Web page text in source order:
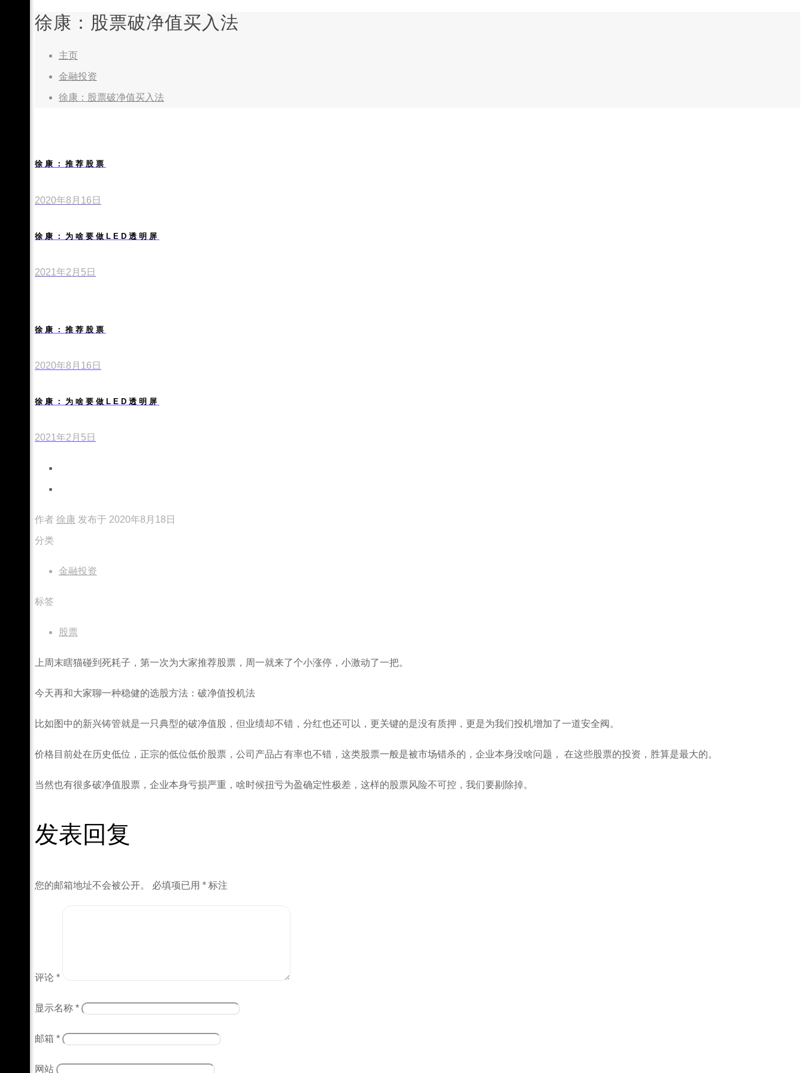
徐康：股票破净值买入法
主页
金融投资
徐康：股票破净值买入法
徐康：推荐股票
2020年8月16日
徐康：为啥要做LED透明屏
2021年2月5日
徐康：推荐股票
2020年8月16日
徐康：为啥要做LED透明屏
2021年2月5日
作者 徐康 发布于 2020年8月18日
分类
金融投资
标签
股票
上周末瞎猫碰到死耗子，第一次为大家推荐股票，周一就来了个小涨停，小激动了一把。
今天再和大家聊一种稳健的选股方法：破净值投机法
比如图中的新兴铸管就是一只典型的破净值股，但业绩却不错，分红也还可以，更关键的是没有质押，更是为我们投机增加了一道安全阀。
价格目前处在历史低位，正宗的低位低价股票，公司产品占有率也不错，这类股票一般是被市场错杀的，企业本身没啥问题， 在这些股票的投资，胜算是最大的。
当然也有很多破净值股票，企业本身亏损严重，啥时候扭亏为盈确定性极差，这样的股票风险不可控，我们要剔除掉。
发表回复
您的邮箱地址不会被公开。 必填项已用 * 标注
评论 *
显示名称 *
邮箱 *
网站